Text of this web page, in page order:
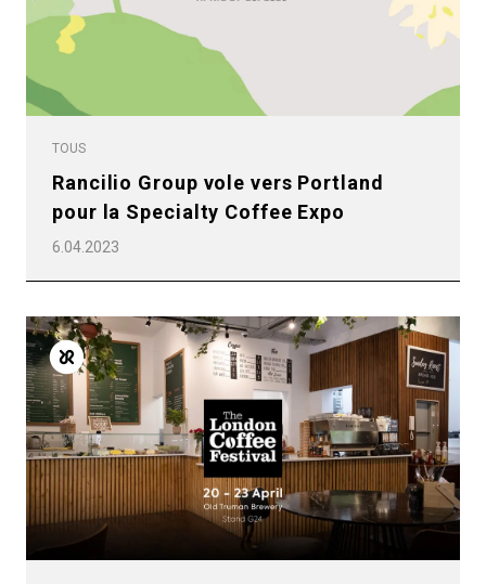
TOUS
Rancilio Group vole vers Portland
pour la Specialty Coffee Expo
6.04.2023